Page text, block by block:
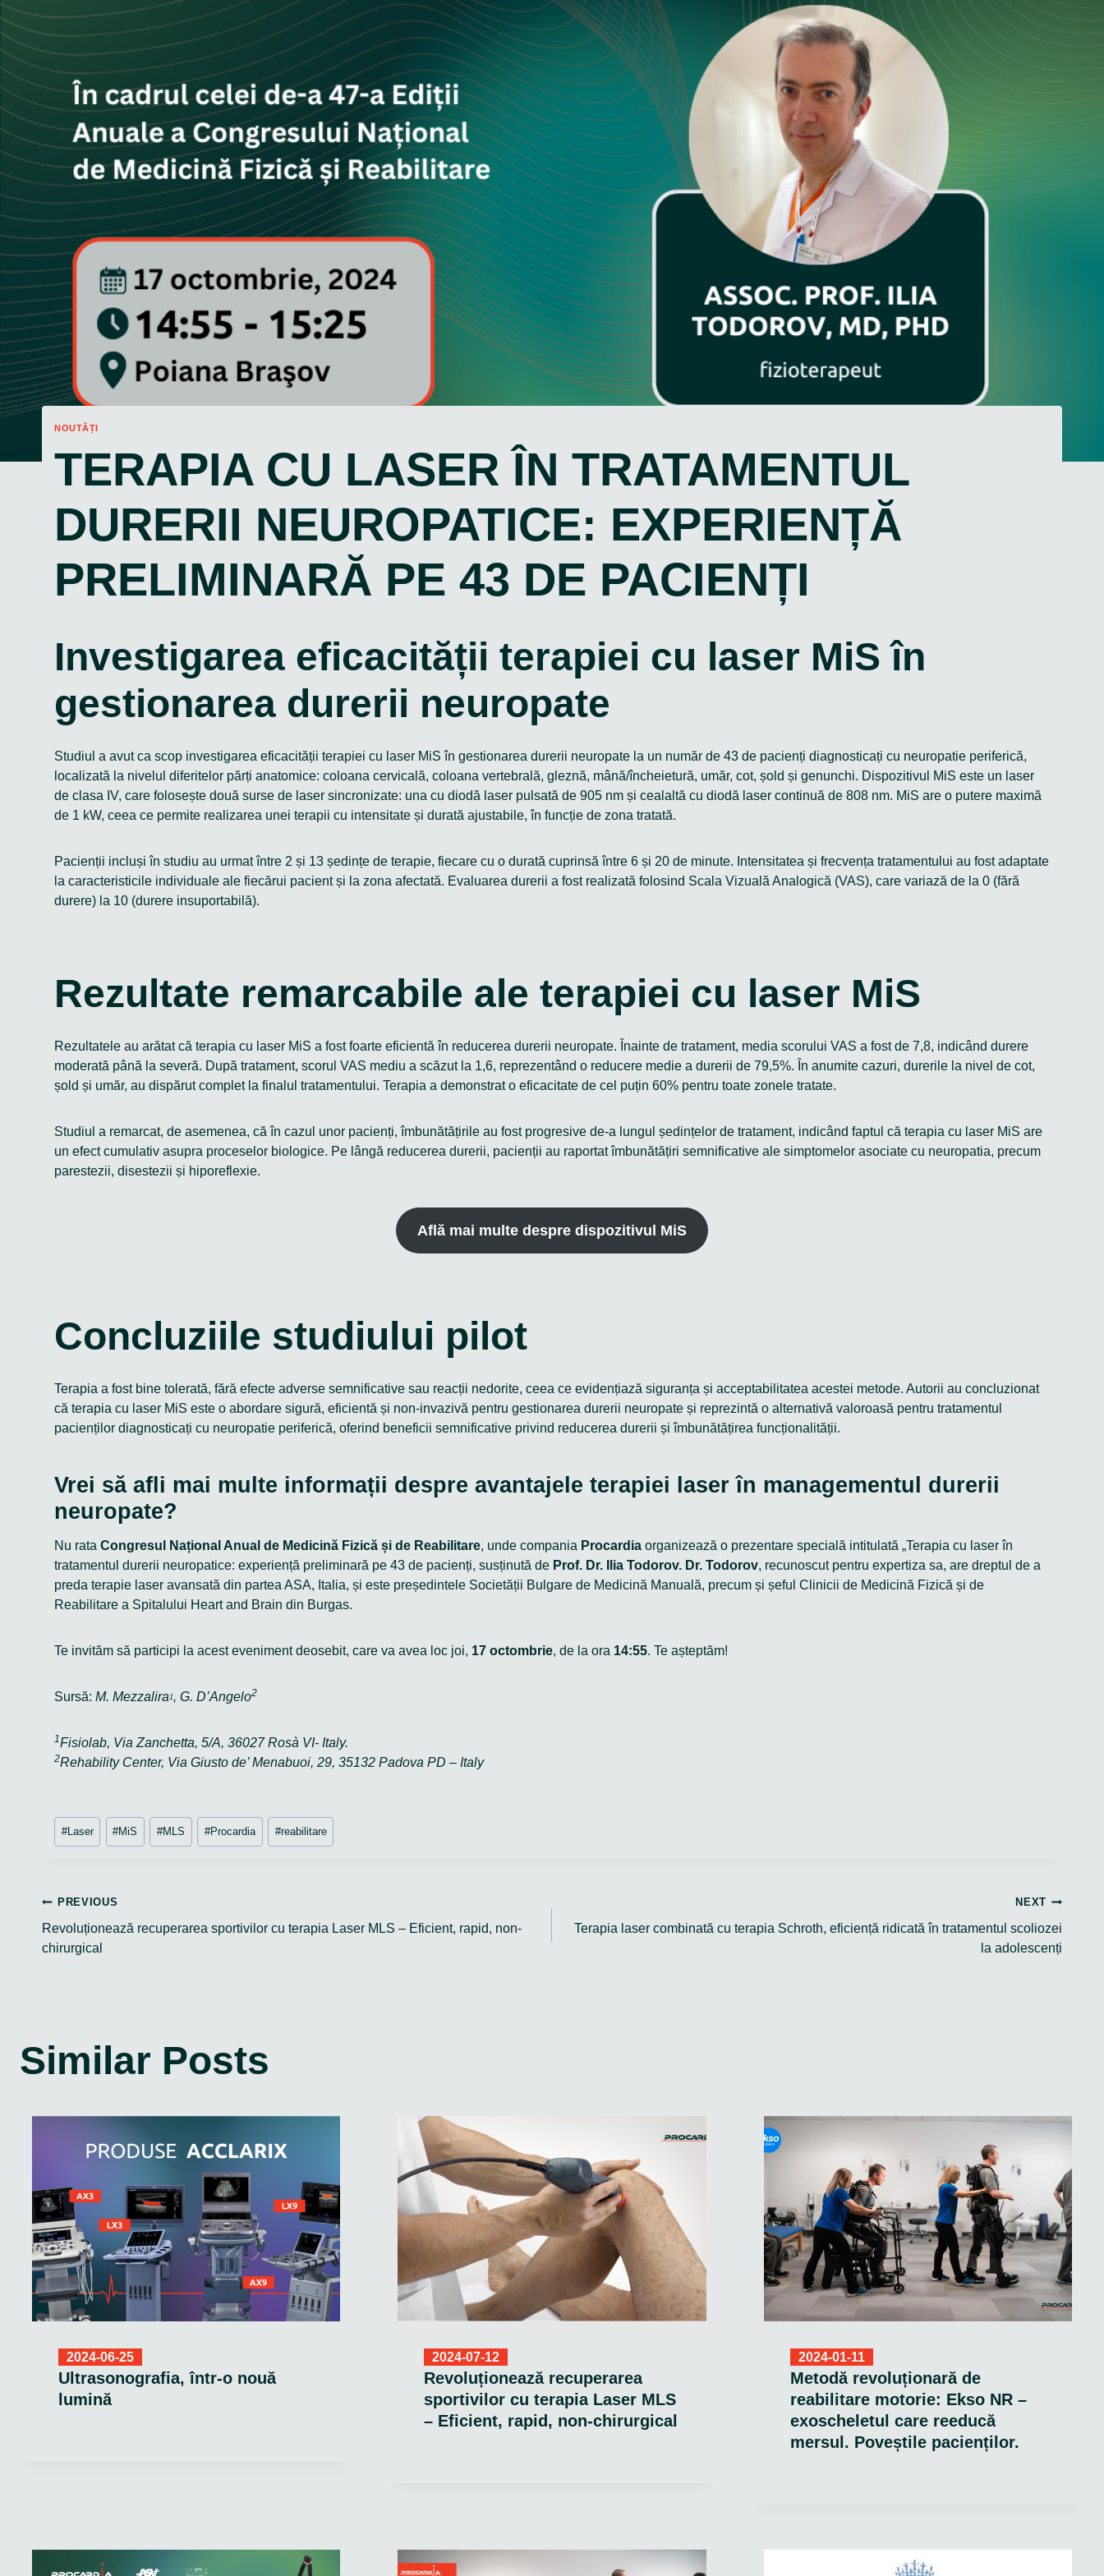
NOUTĂȚI
TERAPIA CU LASER ÎN TRATAMENTUL
DURERII NEUROPATICE: EXPERIENȚĂ
PRELIMINARĂ PE 43 DE PACIENȚI
Investigarea eficacității terapiei cu laser MiS în
gestionarea durerii neuropate
Studiul a avut ca scop investigarea eficacității terapiei cu laser MiS în gestionarea durerii neuropate la un număr de 43 de pacienți diagnosticați cu neuropatie periferică,
localizată la nivelul diferitelor părți anatomice: coloana cervicală, coloana vertebrală, gleznă, mână/încheietură, umăr, cot, șold și genunchi. Dispozitivul MiS este un laser
de clasa IV, care folosește două surse de laser sincronizate: una cu diodă laser pulsată de 905 nm și cealaltă cu diodă laser continuă de 808 nm. MiS are o putere maximă
de 1 kW, ceea ce permite realizarea unei terapii cu intensitate și durată ajustabile, în funcție de zona tratată.
Pacienții incluși în studiu au urmat între 2 și 13 ședințe de terapie, fiecare cu o durată cuprinsă între 6 și 20 de minute. Intensitatea și frecvența tratamentului au fost adaptate
la caracteristicile individuale ale fiecărui pacient și la zona afectată. Evaluarea durerii a fost realizată folosind Scala Vizuală Analogică (VAS), care variază de la 0 (fără
durere) la 10 (durere insuportabilă).
Rezultate remarcabile ale terapiei cu laser MiS
Rezultatele au arătat că terapia cu laser MiS a fost foarte eficientă în reducerea durerii neuropate. Înainte de tratament, media scorului VAS a fost de 7,8, indicând durere
moderată până la severă. După tratament, scorul VAS mediu a scăzut la 1,6, reprezentând o reducere medie a durerii de 79,5%. În anumite cazuri, durerile la nivel de cot,
șold și umăr, au dispărut complet la finalul tratamentului. Terapia a demonstrat o eficacitate de cel puțin 60% pentru toate zonele tratate.
Studiul a remarcat, de asemenea, că în cazul unor pacienți, îmbunătățirile au fost progresive de-a lungul ședințelor de tratament, indicând faptul că terapia cu laser MiS are
un efect cumulativ asupra proceselor biologice. Pe lângă reducerea durerii, pacienții au raportat îmbunătățiri semnificative ale simptomelor asociate cu neuropatia, precum
parestezii, disestezii și hiporeflexie.
Află mai multe despre dispozitivul MiS
Concluziile studiului pilot
Terapia a fost bine tolerată, fără efecte adverse semnificative sau reacții nedorite, ceea ce evidențiază siguranța și acceptabilitatea acestei metode. Autorii au concluzionat
că terapia cu laser MiS este o abordare sigură, eficientă și non-invazivă pentru gestionarea durerii neuropate și reprezintă o alternativă valoroasă pentru tratamentul
pacienților diagnosticați cu neuropatie periferică, oferind beneficii semnificative privind reducerea durerii și îmbunătățirea funcționalității.
Vrei să afli mai multe informații despre avantajele terapiei laser în managementul durerii
neuropate?
Nu rata Congresul Național Anual de Medicină Fizică și de Reabilitare, unde compania Procardia organizează o prezentare specială intitulată „Terapia cu laser în
tratamentul durerii neuropatice: experiență preliminară pe 43 de pacienți, susținută de Prof. Dr. Ilia Todorov. Dr. Todorov, recunoscut pentru expertiza sa, are dreptul de a
preda terapie laser avansată din partea ASA, Italia, și este președintele Societății Bulgare de Medicină Manuală, precum și șeful Clinicii de Medicină Fizică și de
Reabilitare a Spitalului Heart and Brain din Burgas.
Te invităm să participi la acest eveniment deosebit, care va avea loc joi, 17 octombrie, de la ora 14:55. Te așteptăm!
Sursă: M. Mezzalira1, G. D’Angelo2
1Fisiolab, Via Zanchetta, 5/A, 36027 Rosà VI- Italy.
2Rehability Center, Via Giusto de’ Menabuoi, 29, 35132 Padova PD – Italy
Post
#Laser #MiS #MLS #Procardia #reabilitare
Navigare
în
PREVIOUS
Revoluționează recuperarea sportivilor cu terapia Laser MLS – Eficient, rapid, non-
chirurgical
NEXT
Terapia laser combinată cu terapia Schroth, eficiență ridicată în tratamentul scoliozei
la adolescenți
Similar Posts
2024-06-25
Ultrasonografia, într-o nouă
lumină
2024-07-12
Revoluționează recuperarea
sportivilor cu terapia Laser MLS
– Eficient, rapid, non-chirurgical
2024-01-11
Metodă revoluționară de
reabilitare motorie: Ekso NR –
exoscheletul care reeducă
mersul. Poveștile pacienților.